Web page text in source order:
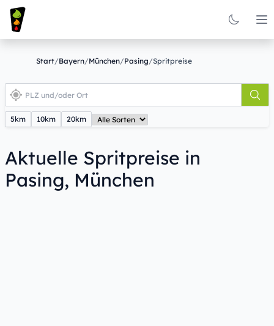
Start/Bayern/München/Pasing/Spritpreise
5km 10km 20km
Aktuelle Spritpreise in
Pasing, München